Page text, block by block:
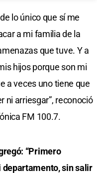
lo único que sí me
a mi familia de la
que tuve. Y a
hijos porque son mi
a veces uno tiene que
ni arriesgar”, reconoció
FM 100.7.
“Primero
sin salir